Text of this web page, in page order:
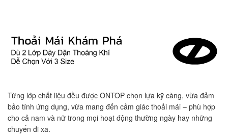
Từng lớp chất liệu đều được ONTOP chọn lựa kỹ càng, vừa đảm
bảo tính ứng dụng, vừa mang đến cảm giác thoải mái – phù hợp
cho cả nam và nữ trong mọi hoạt động thường ngày hay những
chuyến đi xa.